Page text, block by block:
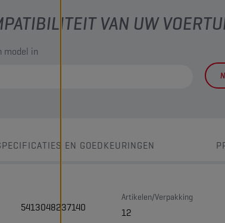
VAN UW
model in
EN GOEDKEURINGEN
5413048237140
Artikelen/Verpakking
12